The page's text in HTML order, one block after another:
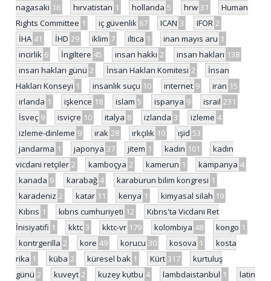
nagasaki 16 hırvatistan 1 hollanda 5 hrw 31
Human
Rights Committee 1 iç güvenlik 67 ICAN 3 IFOR 2
İHA 41 İHD 29 iklim 7 iltica 1 inan mayıs aru 1
incirlik 6 İngiltere 45 insan hakkı 2 insan hakları 138
insan hakları günü 2 İnsan Hakları Komitesi 2
İnsan
Hakları Konseyi 1 insanlık suçu 10 internet 9 iran 15
irlanda 1 işkence 18 islam 5 ispanya 9 israil 231
İsveç 9 isviçre 10 italya 8 izlanda 3 izleme 4
izleme-dinleme 9 ırak 28 ırkçılık 10 ışid 53
jandarma 1 japonya 37 jitem 1 kadın 101
kadın
vicdani retçiler 2 kamboçya 2 kamerun 1 kampanya 4
kanada 9 karabağ 4 karaburun bilim kongresi 1
karadeniz 2 katar 11 kenya 1 kimyasal silah 19
Kıbrıs 1 kıbrıs cumhuriyeti 12
Kıbrıs'ta Vicdani Ret
İnisiyatifi 1 kktc 3 kktc-vr 179 kolombiya 48 kongo 1
kontrgerilla 2 kore 49 korucu 30 kosova 1
kosta
rika 1 küba 2 küresel bak 1 Kürt 317
kurtuluş
günü 2 kuveyt 2 kuzey kutbu 4 lambdaistanbul 1
latin